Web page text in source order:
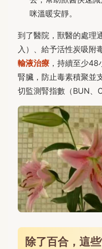
咪溫暖安靜。
到了醫院，獸醫的處理
入）、給予活性炭吸附
輸液治療 ，持續至少
腎臟，防止毒素積聚並
切監測腎指數（BUN、
除了百合，這